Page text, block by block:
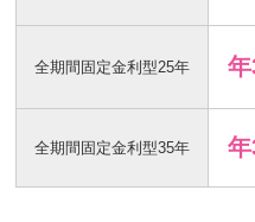
全期間固定金利型25年
全期間固定金利型35年